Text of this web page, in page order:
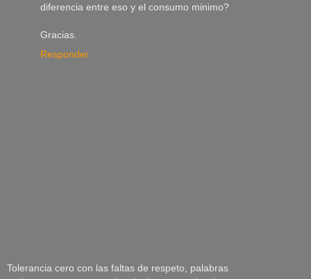
diferencia entre eso y el consumo minimo?
Gracias.
Responder
Tolerancia cero con las faltas de respeto, palabras